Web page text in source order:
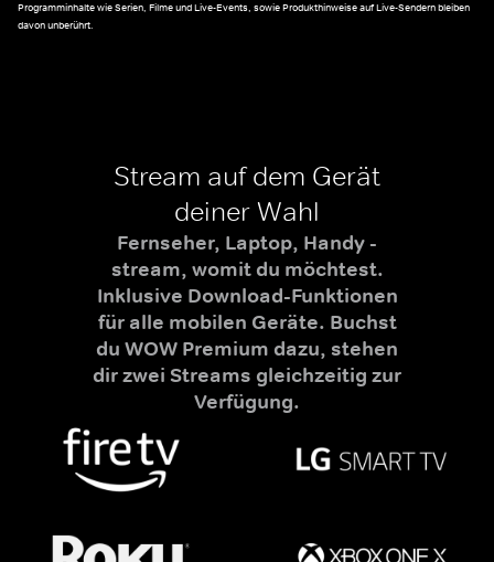
Programminhalte wie Serien, Filme und Live-Events, sowie Produkthinweise auf Live-Sendern bleiben
davon unberührt.
Stream auf dem Gerät
deiner Wahl
Fernseher, Laptop, Handy -
stream, womit du möchtest.
Inklusive Download-Funktionen
für alle mobilen Geräte. Buchst
du WOW Premium dazu, stehen
dir zwei Streams gleichzeitig zur
Verfügung.